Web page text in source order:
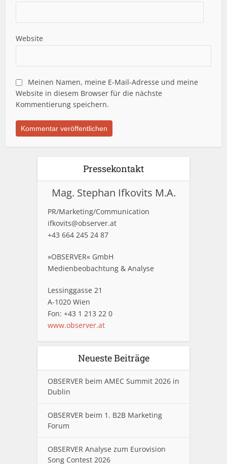
Website
Meinen Namen, meine E-Mail-Adresse und meine
Website in diesem Browser für die nächste
Kommentierung speichern.
Pressekontakt
Mag. Stephan Ifkovits M.A.
PR/Marketing/Communication
ifkovits@observer.at
+43 664 245 24 87
»OBSERVER« GmbH
Medienbeobachtung & Analyse
Lessinggasse 21
A-1020 Wien
Fon: +43 1 213 22 0
www.observer.at
Neueste Beiträge
OBSERVER beim AMEC Summit 2026 in
Dublin
OBSERVER beim 1. B2B Marketing
Forum
OBSERVER Analyse zum Eurovision
Song Contest 2026